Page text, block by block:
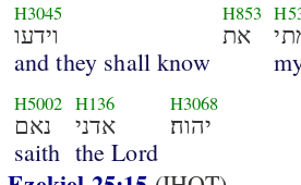
H3045
וידעו
and they shall know
H853
את
H5002
נאם
saith
H136
אדני
the Lord
H3068
יהוה׃